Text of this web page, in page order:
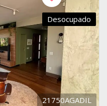
Desocupado
21750AGADIL